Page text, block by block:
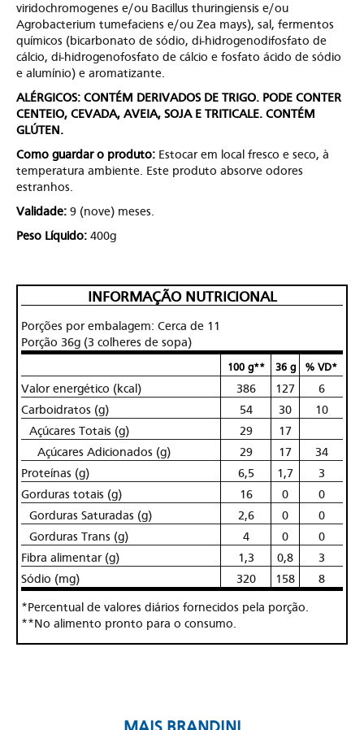
viridochromogenes e/ou Bacillus thuringiensis e/ou
Agrobacterium tumefaciens e/ou Zea mays), sal, fermentos
químicos (bicarbonato de sódio, di-hidrogenodifosfato de
cálcio, di-hidrogenofosfato de cálcio e fosfato ácido de sódio
e alumínio) e aromatizante.
ALÉRGICOS: CONTÉM DERIVADOS DE TRIGO. PODE CONTER
CENTEIO, CEVADA, AVEIA, SOJA E TRITICALE. CONTÉM
GLÚTEN.
Como guardar o produto: Estocar em local fresco e seco, à
temperatura ambiente. Este produto absorve odores
estranhos.
Validade: 9 (nove) meses.
Peso Líquido: 400g
INFORMAÇÃO NUTRICIONAL
Porções por embalagem: Cerca de 11
Porção 36g (3 colheres de sopa)
100 g** 36 g % VD*
Valor energético (kcal) 386 127
6
Carboidratos (g)
54 30
10
Açúcares Totais (g)
29
17
Açúcares Adicionados (g)
29 17
34
Proteínas (g)
6,5 1,7
3
Gorduras totais (g)
16 0
0
Gorduras Saturadas (g)
2,6 0
0
Gorduras Trans (g)
4 0
0
Fibra alimentar (g)
1,3 0,8
3
Sódio (mg)
320 158 8
*Percentual de valores diários fornecidos pela porção.
**No alimento pronto para o consumo.